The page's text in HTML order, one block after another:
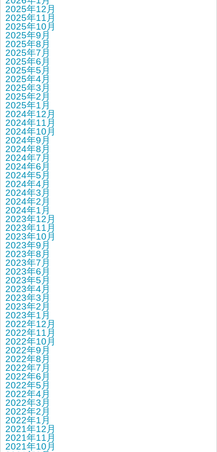
2025年12月
2025年11月
2025年10月
2025年9月
2025年8月
2025年7月
2025年6月
2025年5月
2025年4月
2025年3月
2025年2月
2025年1月
2024年12月
2024年11月
2024年10月
2024年9月
2024年8月
2024年7月
2024年6月
2024年5月
2024年4月
2024年3月
2024年2月
2024年1月
2023年12月
2023年11月
2023年10月
2023年9月
2023年8月
2023年7月
2023年6月
2023年5月
2023年4月
2023年3月
2023年2月
2023年1月
2022年12月
2022年11月
2022年10月
2022年9月
2022年8月
2022年7月
2022年6月
2022年5月
2022年4月
2022年3月
2022年2月
2022年1月
2021年12月
2021年11月
2021年10月